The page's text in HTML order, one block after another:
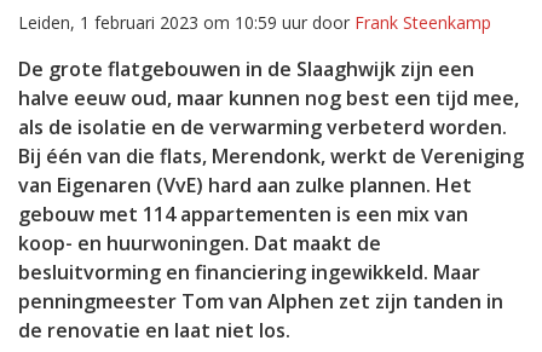
Leiden, 1 februari 2023 om 10:59 uur door Frank Steenkamp
De grote flatgebouwen in de Slaaghwijk zijn een
halve eeuw oud, maar kunnen nog best een tijd mee,
als de isolatie en de verwarming verbeterd worden.
Bij één van die flats, Merendonk, werkt de Vereniging
van Eigenaren (VvE) hard aan zulke plannen. Het
gebouw met 114 appartementen is een mix van
koop- en huurwoningen. Dat maakt de
besluitvorming en financiering ingewikkeld. Maar
penningmeester Tom van Alphen zet zijn tanden in
de renovatie en laat niet los.